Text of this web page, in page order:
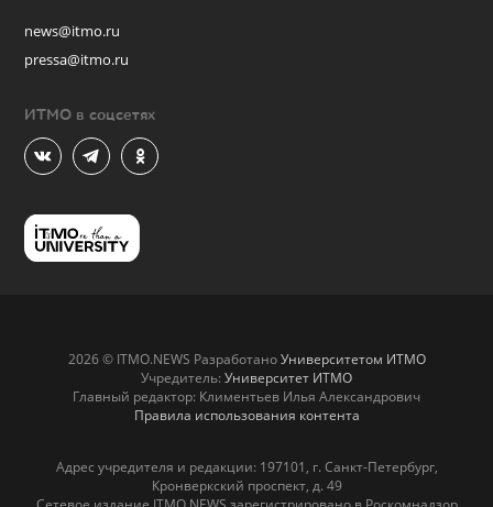
news@itmo.ru
pressa@itmo.ru
ИТМО в соцсетях
2026 © ITMO.NEWS РазработаноУниверситетом ИТМО
Учредитель: Университет ИТМО
Главный редактор: Климентьев Илья Александрович
Правила использования контента
Адрес учредителя и редакции: 197101, г. Санкт-Петербург,
Кронверкский проспект, д. 49